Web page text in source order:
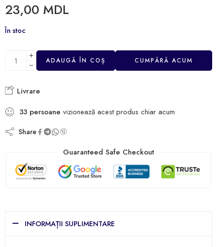
23,00 MDL
În stoc
ADAUGĂ ÎN COȘ CUMPĂRĂ ACUM
Livrare
33 persoane vizionează acest produs chiar acum
Share
Guaranteed Safe Checkout
INFORMAȚII SUPLIMENTARE